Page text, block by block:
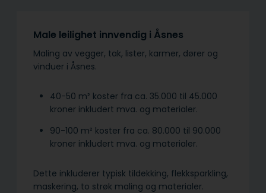
Male leilighet innvendig i Åsnes
Maling av vegger, tak, lister, karmer, dører og
vinduer i Åsnes.
40-50 m² koster fra ca. 35.000 til 45.000
kroner inkludert mva. og materialer.
90-100 m² koster fra ca. 80.000 til 90.000
kroner inkludert mva. og materialer.
Dette inkluderer typisk tildekking, flekksparkling,
maskering, to strøk maling og materialer.